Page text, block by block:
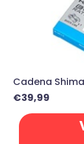
Cadena
€39,99